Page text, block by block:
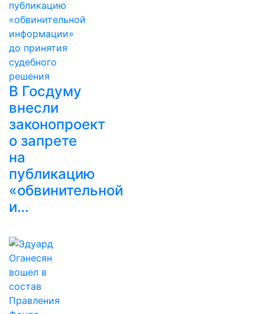
В Госдуму
внесли
законопроект
о запрете
на
публикацию
«обвинительной
и…